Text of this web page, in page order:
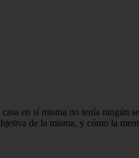
en sí misma no tenía ningún
de la misma, y cómo la